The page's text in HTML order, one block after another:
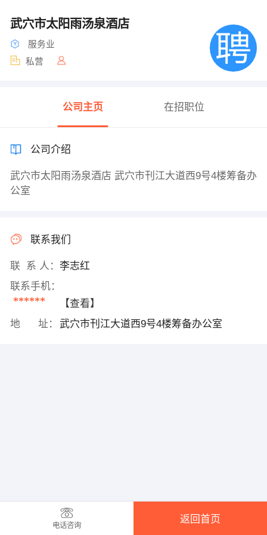
武穴市太阳雨汤泉酒店
服务业
私营
公司主页 在招职位
公司介绍
武穴市太阳雨汤泉酒店 武穴市刊江大道西9号4楼筹备办
公室
联系我们
联 系 人： 李志红
联系手机：
******
【查看】
地 址：
武穴市刊江大道西9号4楼筹备办公室
电话咨询
返回首页